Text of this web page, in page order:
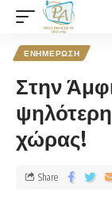
ΕΝΗΜΕΡΩΣΗ
Στην
χώρας!
Share